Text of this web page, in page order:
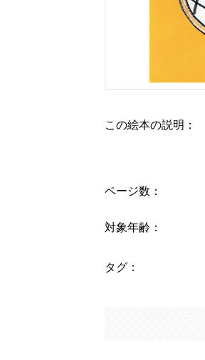
この絵本の説明：
ページ数：
対象年齢：
タグ：